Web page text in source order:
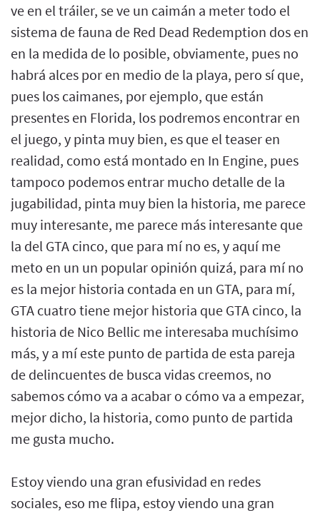
ve en el tráiler, se ve un caimán a meter todo el
sistema de fauna de Red Dead Redemption dos en
en la medida de lo posible, obviamente, pues no
habrá alces por en medio de la playa, pero sí que,
pues los caimanes, por ejemplo, que están
presentes en Florida, los podremos encontrar en
el juego, y pinta muy bien, es que el teaser en
realidad, como está montado en In Engine, pues
tampoco podemos entrar mucho detalle de la
jugabilidad, pinta muy bien la historia, me parece
muy interesante, me parece más interesante que
la del GTA cinco, que para mí no es, y aquí me
meto en un un popular opinión quizá, para mí no
es la mejor historia contada en un GTA, para mí,
GTA cuatro tiene mejor historia que GTA cinco, la
historia de Nico Bellic me interesaba muchísimo
más, y a mí este punto de partida de esta pareja
de delincuentes de busca vidas creemos, no
sabemos cómo va a acabar o cómo va a empezar,
mejor dicho, la historia, como punto de partida
me gusta mucho.
Estoy viendo una gran efusividad en redes
sociales, eso me flipa, estoy viendo una gran